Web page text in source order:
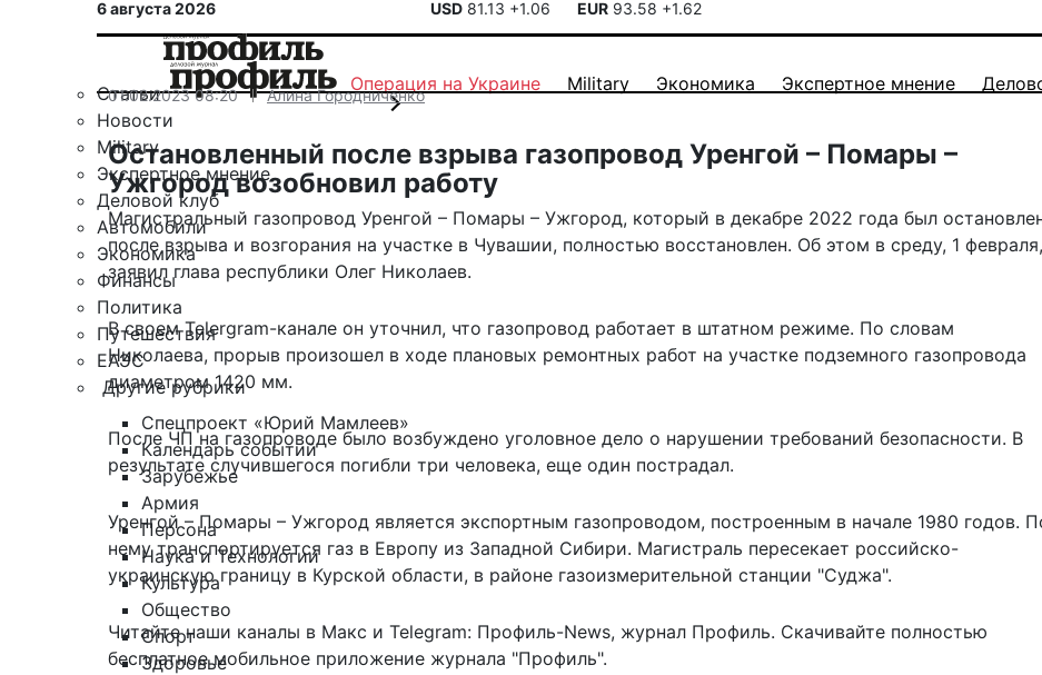
6 августа 2026 USD 81.13 +1.06 EUR 93.58 +1.62
Статьи
Новости
Military
Экспертное мнение
Деловой клуб
Автомобили
Экономика
Финансы
Политика
Путешествия
ЕАЭС
Другие рубрики
Спецпроект «Юрий Мамлеев»
Календарь событий
Зарубежье
Армия
Персона
Наука и Технологии
Культура
Общество
Спорт
Здоровье
Операция на Украине Military Экономика Экспертное мнение
01.02.2023 08:20 Алина Городниченко
Остановленный после взрыва газопровод Уренгой – Помары –
Ужгород возобновил работу
Магистральный газопровод Уренгой – Помары – Ужгород, который в декабре 2022 года был
после взрыва и возгорания на участке в Чувашии, полностью восстановлен. Об этом в среду, 1 февраля,
заявил глава республики Олег Николаев.
В своем Telergram-канале он уточнил, что газопровод работает в штатном режиме. По словам
Николаева, прорыв произошел в ходе плановых ремонтных работ на участке подземного газопровода
диаметром 1420 мм.
После ЧП на газопроводе было возбуждено уголовное дело о нарушении требований безопасности. В
результате случившегося погибли три человека, еще один пострадал.
Уренгой – Помары – Ужгород является экспортным газопроводом, построенным в начале 1980 годов.
нему транспортируется газ в Европу из Западной Сибири. Магистраль пересекает российско-
украинскую границу в Курской области, в районе газоизмерительной станции "Суджа".
Читайте наши каналы в Макс и Telegram: Профиль-News, журнал Профиль. Скачивайте полностью
бесплатное мобильное приложение журнала "Профиль".